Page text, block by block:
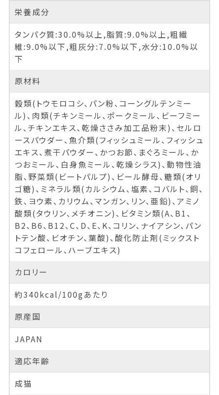
栄養成分
タンパク質:30.0%以上,脂質:9.0%以上,粗繊
維:9.0%以下,粗灰分:7.0%以下,水分:10.0%以
下
原材料
穀類(トウモロコシ、パン粉、コーングルテンミー
ル)、肉類(チキンミール、ポークミール、ビーフミー
ル、チキンエキス、乾燥ささみ加工品粉末)、セルロ
ースパウダー、魚介類(フィッシュミール、フィッシュ
エキス、煮干パウダー、かつお節、まぐろミール、か
つおミール、白身魚ミール、乾燥シラス)、動物性油
脂、野菜類(ビートパルプ)、ビール酵母、糖類(オリ
ゴ糖)、ミネラル類(カルシウム、塩素、コバルト、銅、
鉄、ヨウ素、カリウム、マンガン、リン、亜鉛)、アミノ
酸類(タウリン、メチオニン)、ビタミン類(A、B1、
B2、B6、B12、C、D、E、K、コリン、ナイアシン、パン
トテン酸、ビオチン、葉酸)、酸化防止剤(ミックスト
コフェロール、ハーブエキス)
カロリー
約340kcal/100gあたり
原産国
JAPAN
適応年齢
成猫